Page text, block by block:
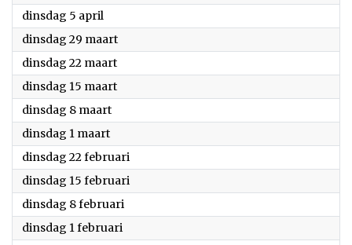
dinsdag 5 april
dinsdag 29 maart2022
dinsdag 22 maart2022
dinsdag 15 maart2022
dinsdag 8 maart2022
dinsdag 1 maart2022
dinsdag 22 februari
dinsdag 15 februari
dinsdag 8 februari
dinsdag 1 februari